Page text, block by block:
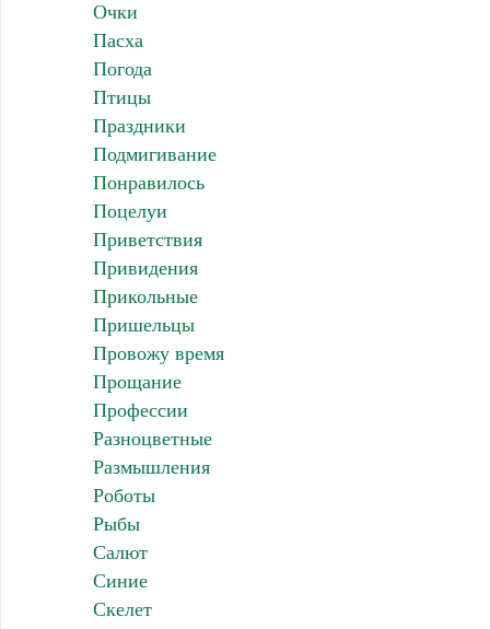
Очки
Пасха
Погода
Птицы
Праздники
Подмигивание
Понравилось
Поцелуи
Приветствия
Привидения
Прикольные
Пришельцы
Провожу время
Прощание
Профессии
Разноцветные
Размышления
Роботы
Рыбы
Салют
Синие
Скелет